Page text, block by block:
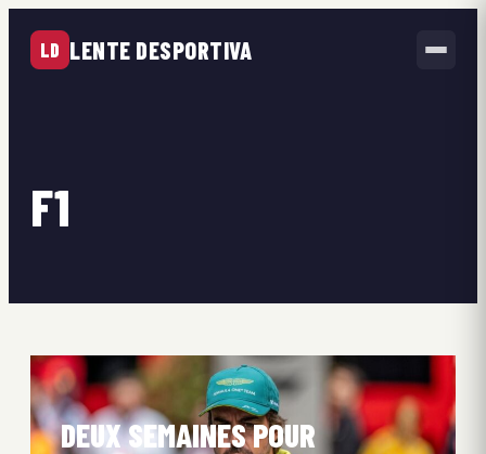
LD LENTE DESPORTIVA
F1
DEUX SEMAINES POUR